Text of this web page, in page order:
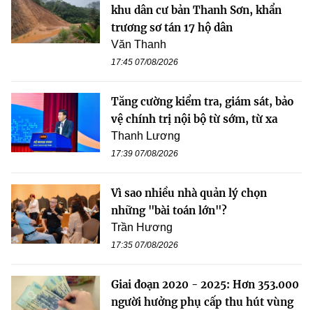
khu dân cư bản Thanh Sơn, khẩn
trương sơ tán 17 hộ dân
Văn Thanh
17:45 07/08/2026
Tăng cường kiểm tra, giám sát, bảo
vệ chính trị nội bộ từ sớm, từ xa
Thanh Lương
17:39 07/08/2026
Vì sao nhiều nhà quản lý chọn
những "bài toán lớn"?
Trần Hương
17:35 07/08/2026
Giai đoạn 2020 - 2025: Hơn 353.000
người hưởng phụ cấp thu hút vùng